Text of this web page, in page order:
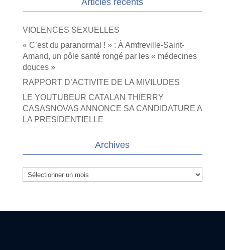
Articles récents
VIOLENCES SEXUELLES
« C’est du paranormal ! » : À Amfreville-Saint-
Amand, un pôle santé rongé par les « médecines
douces »
RAPPORT D’ACTIVITE DE LA MIVILUDES
LE YOUTUBEUR CATALAN THIERRY
CASASNOVAS ANNONCE SA CANDIDATURE A
LA PRESIDENTIELLE
Archives
Archives